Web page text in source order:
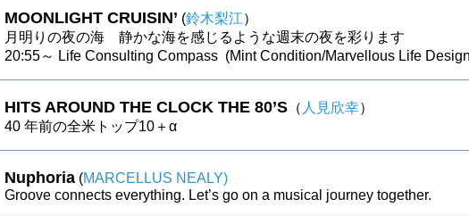
MOONLIGHT CRUISIN’ (鈴木梨江）
月明りの夜の海 静かな海を感じるような週末の夜を彩ります
20:55～ Life Consulting Compass (Mint Condition/Marvellous Life
HITS AROUND THE CLOCK THE 80’S （ 人見欣幸）
40 年前の全米トップ10＋α
Nuphoria (MARCELLUS NEALY)
Groove connects everything. Let’s go on a musical journey together.